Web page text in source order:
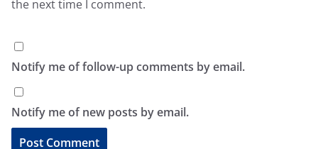
the next time I comment.
Notify me of follow-up comments by email.
Notify me of new posts by email.